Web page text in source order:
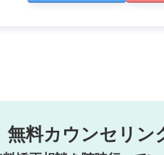
無料カウンセリン